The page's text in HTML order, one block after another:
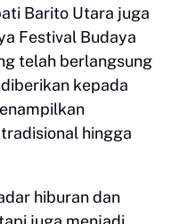
Barito Utara juga
Festival Budaya
telah berlangsung
kepada
hingga
hiburan dan